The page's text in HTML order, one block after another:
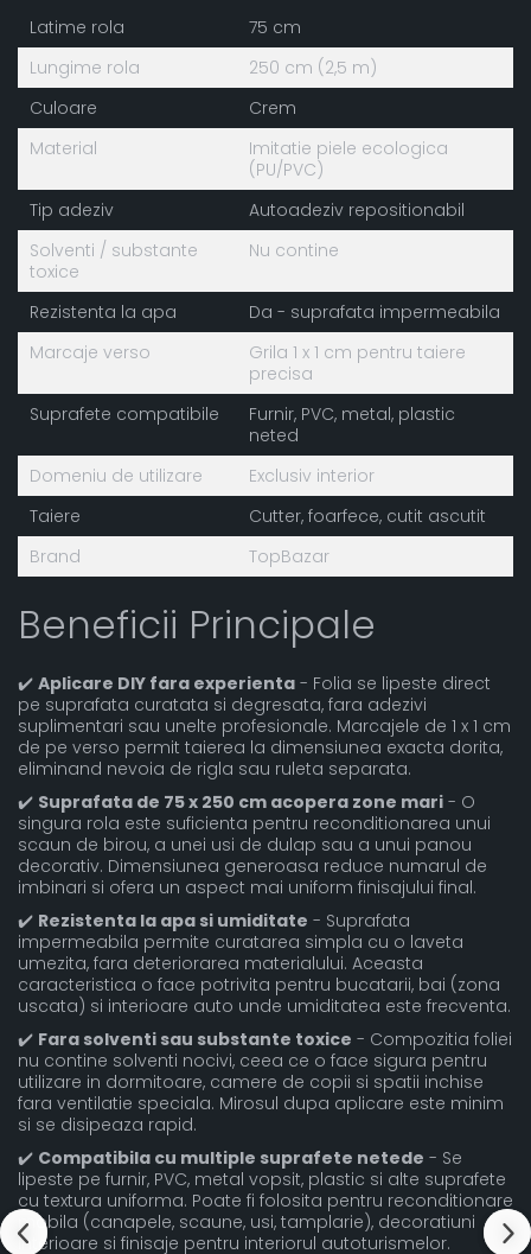
Latime rola
75 cm
Lungime rola
250 cm (2,5 m)
Culoare
Crem
Material
Imitatie piele ecologica
(PU/PVC)
Tip adeziv
Autoadeziv repositionabil
Solventi / substante
toxice
Nu contine
Rezistenta la apa
Da - suprafata impermeabila
Marcaje verso
Grila 1 x 1 cm pentru taiere
precisa
Suprafete compatibile
Furnir, PVC, metal, plastic
neted
Domeniu de utilizare
Exclusiv interior
Taiere
Cutter, foarfece, cutit ascutit
Brand
TopBazar
Beneficii Principale
✔️ Aplicare DIY fara experienta - Folia se lipeste direct
pe suprafata curatata si degresata, fara adezivi
suplimentari sau unelte profesionale. Marcajele de 1 x 1 cm
de pe verso permit taierea la dimensiunea exacta dorita,
eliminand nevoia de rigla sau ruleta separata.
✔️ Suprafata de 75 x 250 cm acopera zone mari - O
singura rola este suficienta pentru reconditionarea unui
scaun de birou, a unei usi de dulap sau a unui panou
decorativ. Dimensiunea generoasa reduce numarul de
imbinari si ofera un aspect mai uniform finisajului final.
✔️ Rezistenta la apa si umiditate - Suprafata
impermeabila permite curatarea simpla cu o laveta
umezita, fara deteriorarea materialului. Aceasta
caracteristica o face potrivita pentru bucatarii, bai (zona
uscata) si interioare auto unde umiditatea este frecventa.
✔️ Fara solventi sau substante toxice - Compozitia foliei
nu contine solventi nocivi, ceea ce o face sigura pentru
utilizare in dormitoare, camere de copii si spatii inchise
fara ventilatie speciala. Mirosul dupa aplicare este minim
si se disipeaza rapid.
✔️ Compatibila cu multiple suprafete netede - Se
lipeste pe furnir, PVC, metal vopsit, plastic si alte suprafete
cu textura uniforma. Poate fi folosita pentru reconditionare
mobila (canapele, scaune, usi, tamplarie), decoratiuni
interioare si finisaje pentru interiorul autoturismelor.